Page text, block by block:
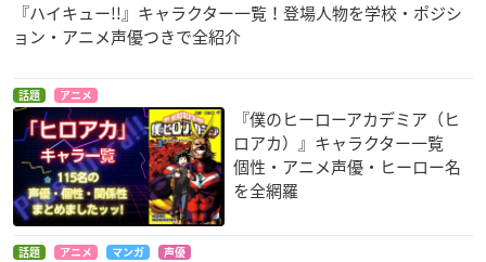
『ハイキュー!!』キャラクター一覧！登場人物を学校・ポジシ
ョン・アニメ声優つきで全紹介
話題 アニメ
『僕のヒーローアカデミア（ヒ
ロアカ）』キャラクター一覧
個性・アニメ声優・ヒーロー名
を全網羅
話題 アニメ マンガ 声優